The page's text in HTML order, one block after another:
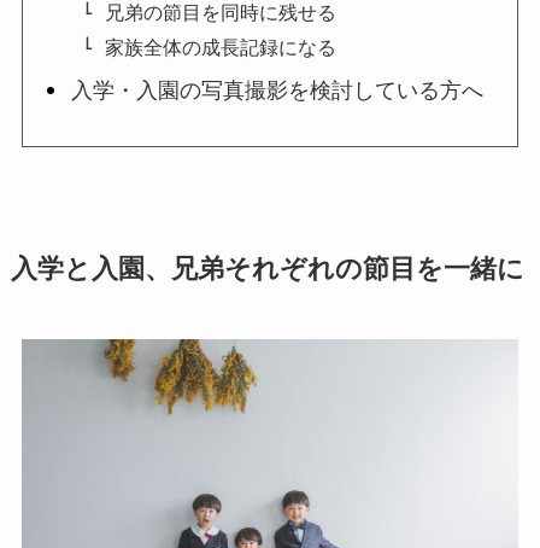
兄弟の節目を同時に残せる
家族全体の成長記録になる
入学・入園の写真撮影を検討している方へ
入学と入園、兄弟それぞれの節目を一緒に